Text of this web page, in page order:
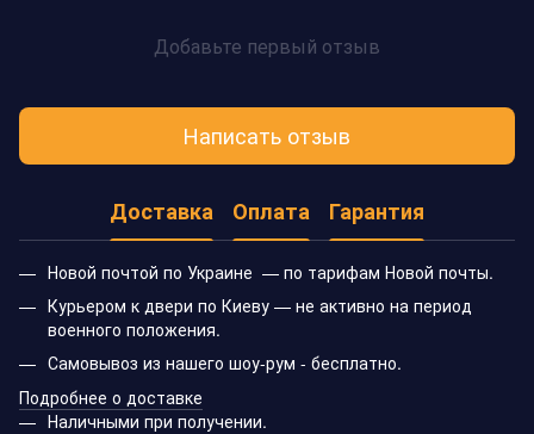
Добавьте первый отзыв
Написать отзыв
Доставка Оплата Гарантия
Новой почтой по Украине — по тарифам Новой почты.
Курьером к двери по Киеву — не активно на период
военного положения.
Самовывоз из нашего шоу-рум - бесплатно.
Подробнее о доставке
Наличными при получении.